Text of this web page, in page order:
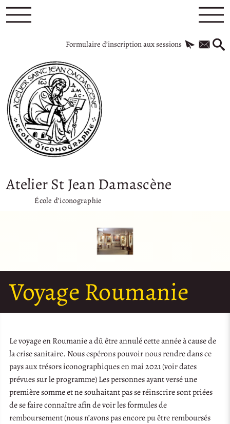
Formulaire d’inscription aux sessions
Atelier St Jean Damascène
École d’iconographie
Voyage Roumanie
Le voyage en Roumanie a dû être annulé cette année à cause de
la crise sanitaire. Nous espérons pouvoir nous rendre dans ce
pays aux trésors iconographiques en mai 2021 (voir dates
prévues sur le programme) Les personnes ayant versé une
première somme et ne souhaitant pas se réinscrire sont priées
de se faire connaître afin de voir les formules de
remboursement (nous n’avons pas encore pu être remboursés